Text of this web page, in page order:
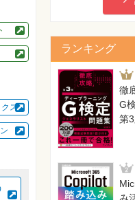
ス
ランキング
徹
G
第
み